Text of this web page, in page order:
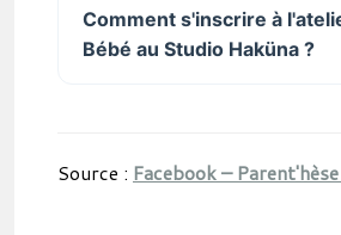
Comment s'inscrire à
Bébé au Studio Haküna ?
Source : Facebook –